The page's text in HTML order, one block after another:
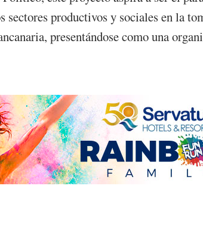
sectores productivos y sociales en la
presentándose como una